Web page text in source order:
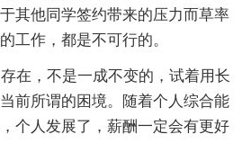
其他同学签约带来的压力而草率
工作，都是不可行的。
在，不是一成不变的，试着用长
前所谓的困境。随着个人综合能
个人发展了，薪酬一定会有更好